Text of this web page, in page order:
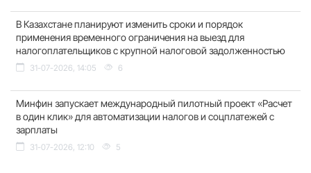
В Казахстане планируют изменить сроки и порядок
применения временного ограничения на выезд для
налогоплательщиков с крупной налоговой задолженностью
31-07-2026, 14:05 6
Минфин запускает международный пилотный проект «Расчет
в один клик» для автоматизации налогов и соцплатежей с
зарплаты
31-07-2026, 12:10 5